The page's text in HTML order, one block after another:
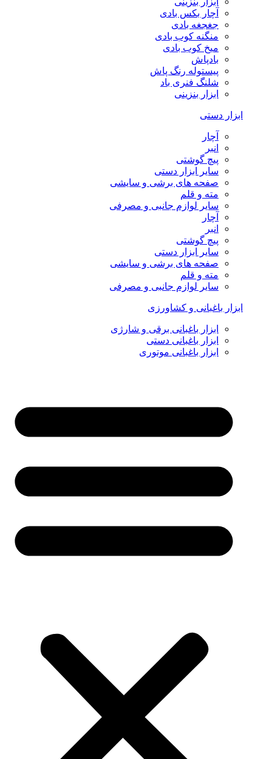
آچار بکس بادی
جغجغه بادی
منگنه کوب بادی
میخ کوب بادی
بادپاش
پیستوله رنگ پاش
شلنگ فنری باد
ابزار بنزینی
ابزار دستی
آچار
انبر
پیچ گوشتی
سایر ابزار دستی
صفحه های برشی و سایشی
مته و قلم
سایر لوازم جانبی و مصرفی
آچار
انبر
پیچ گوشتی
سایر ابزار دستی
صفحه های برشی و سایشی
مته و قلم
سایر لوازم جانبی و مصرفی
ابزار باغبانی و کشاورزی
ابزار باغبانی برقی و شارژی
ابزار باغبانی دستی
ابزار باغبانی موتوری